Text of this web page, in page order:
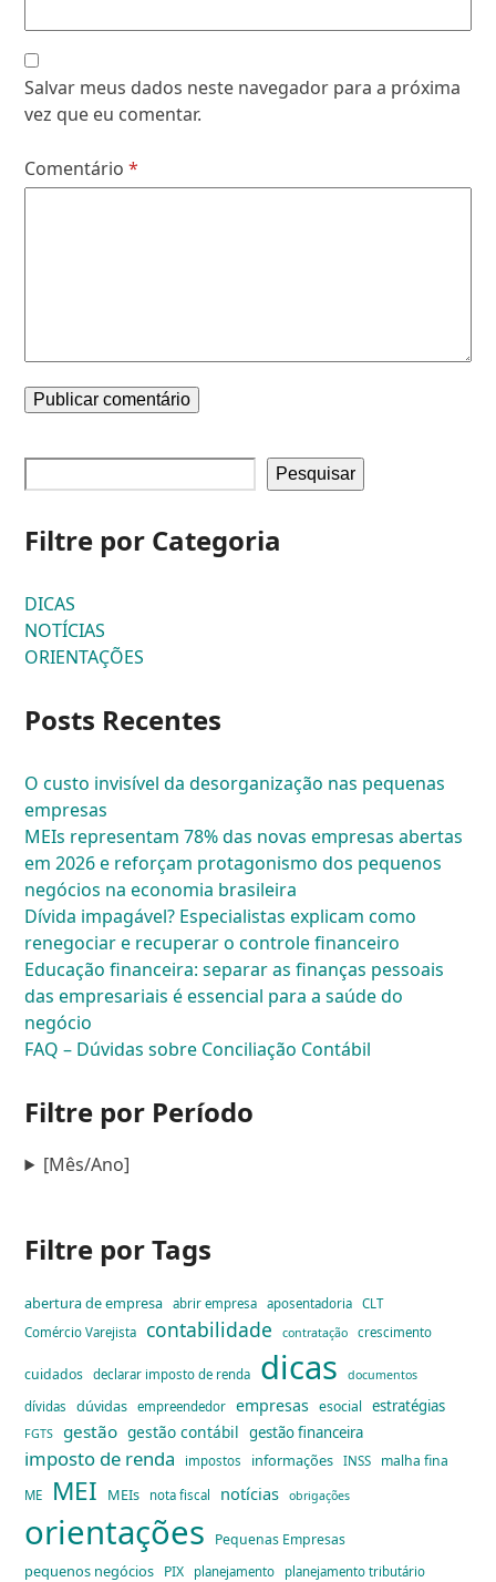
Salvar meus dados neste navegador para a próxima
vez que eu comentar.
Comentário*
Pesquisar
Filtre por Categoria
DICAS
NOTÍCIAS
ORIENTAÇÕES
Posts Recentes
O custo invisível da desorganização nas pequenas
empresas
MEIs representam 78% das novas empresas abertas
em 2026 e reforçam protagonismo dos pequenos
negócios na economia brasileira
Dívida impagável? Especialistas explicam como
renegociar e recuperar o controle financeiro
Educação financeira: separar as finanças pessoais
das empresariais é essencial para a saúde do
negócio
FAQ – Dúvidas sobre Conciliação Contábil
Filtre por Período
[Mês/Ano]
Filtre por Tags
abertura de empresa abrir empresa aposentadoria
CLT
Comércio Varejista
contabilidade contratação crescimento
cuidados declarar imposto de renda dicas documentos
dívidas dúvidas empreendedor empresas esocial estratégias
FGTS gestão gestão contábil gestão financeira
imposto de renda impostos informações INSS malha fina
ME MEI MEIs nota fiscal notícias obrigações
orientações Pequenas Empresas
pequenos negócios PIX planejamento planejamento tributário